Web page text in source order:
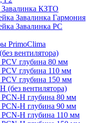
Завалинка КЗТО
Завалинка Гармония
Завалинка РС
PrimoClima
вентилятора)
глубина 80 мм
глубина 110 мм
глубина 150 мм
(без вентилятора)
H глубина 80 мм
H глубина 90 мм
H глубина 110 мм